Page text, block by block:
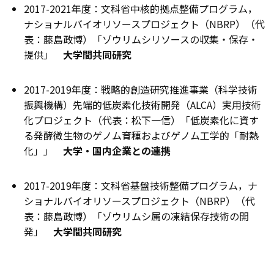
2017-2021年度：文科省中核的拠点整備プログラム，
ナショナルバイオリソースプロジェクト（NBRP）（代
表：藤島政博）「ゾウリムシリソースの収集・保存・
提供」 大学間共同研究
2017-2019年度：戦略的創造研究推進事業（科学技術
振興機構）先端的低炭素化技術開発（ALCA）実用技術
化プロジェクト（代表：松下一信）「低炭素化に資す
る発酵微生物のゲノム育種およびゲノム工学的「耐熱
化」」 大学・国内企業との連携
2017-2019年度：文科省基盤技術整備プログラム，ナ
ショナルバイオリソースプロジェクト（NBRP）（代
表：藤島政博）「ゾウリムシ属の凍結保存技術の開
発」 大学間共同研究